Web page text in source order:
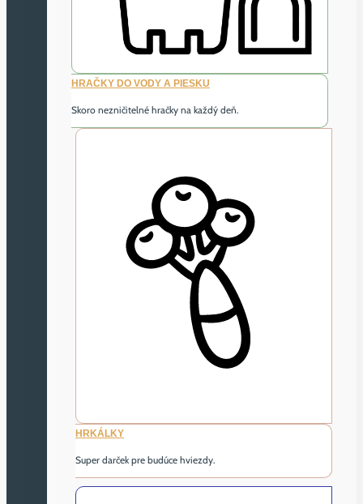
HRAČKY DO VODY A PIESKU
Skoro nezničitelné hračky na každý deň.
HRKÁLKY
Super darček pre budúce hviezdy.